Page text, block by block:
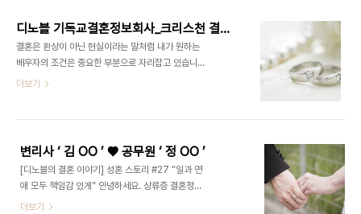
은 미혼남녀들의 바램인데요. 결혼정보회사를 선택
하는 가장 큰 이유는 처음부터 결혼 상대에 대한 확고
한 기준이 있기 때문에 시간 낭비하지 않고 그에 맞는
이상형을 만나기 위해서입니다. 이처럼 결혼정보회
사에서는 소개와 만남을 위해 까다로운 서류 인증 절
있는 만남을 주선합니다. 조건을 갖춘 사람 배우자를
요즘, 결혼정보..
디노블 기독교결혼정보회사_크리스천 결혼을 위한 선택
결혼은 환상이 아닌 현실이라는 말처럼 내가 원하는
배우자의 조건은 중요한 부분으로 자리잡고 있습니
다. 이렇듯 믿음으로 부부의 결실을 맺기 위해 도와드
사인가? 국내에 수 많은 결혼정보회사가 있지만 어느
곳이 나에게 꼭 맞는지 결정하기 어렵지 않으셨나요?
회원 수만큼이나 회사의 체계적인 시스템은 중요한
역할을 합니다. 또한 내가 원하는 상대와 얼만큼의 소
개와 만남이 진행되는지에 따라 회사의 입지와 영향
더보기
변리사 ‘ 김 OO ’ ♥ 공무원 ‘ 정 OO ’
[디노블의 결혼 이야기] 성혼 스토리 #27 “일과 연
애 모두 책임감 있게” 안녕하세요. 상류층 결혼정보
회사 디노블입니다. 디노블에서 만나 성혼을 이루시
더보기